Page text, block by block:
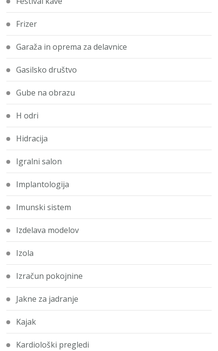
Frizer
Garaža in oprema za delavnice
Gasilsko društvo
Gube na obrazu
H odri
Hidracija
Igralni salon
Implantologija
Imunski sistem
Izdelava modelov
Izola
Izračun pokojnine
Jakne za jadranje
Kajak
Kardiološki pregledi